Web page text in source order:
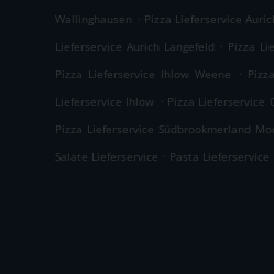
Wallinghausen . Pizza Lieferservice
Lieferservice Aurich Langefeld . Pizza
Pizza Lieferservice Ihlow Weene
.
Lieferservice Ihlow . Pizza Lieferservice
Pizza Lieferservice Südbrookmerland
Salate Lieferservice . Pasta Lieferservice